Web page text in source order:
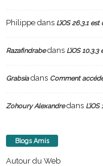
Philippe dans L’iOS 26.3.1
Razafindrabedans L’iOS
Grabsiadans Comment
Zohoury Alexandredans
Blogs Amis
Autour du Web